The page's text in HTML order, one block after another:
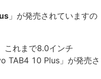
」が発売されていますの
これまで8.0インチ
TAB4 10 Plus」が発売さ